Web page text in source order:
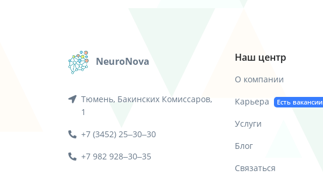
NeuroNova
Тюмень, Бакинских Комиссаров,
1
+7 (3452) 25‒30‒30
+7 982 928‒30‒35
Наш центр
О компании
Карьера
Есть вакансии
Услуги
Блог
Связаться